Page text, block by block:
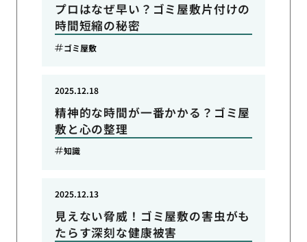
プロはなぜ早い？ゴミ屋敷片付けの
時間短縮の秘密
ゴミ屋敷
精神的な時間が一番かかる？ゴミ屋
敷と心の整理
2025.12.18
知識
見えない脅威！ゴミ屋敷の害虫がも
たらす深刻な健康被害
2025.12.13